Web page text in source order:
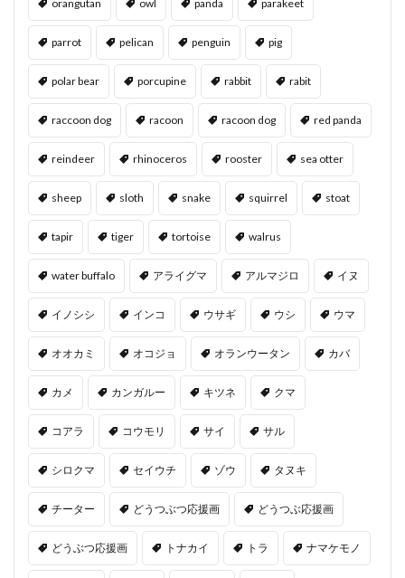
orangutan owl panda parakeet
parrot pelican penguin pig
polar bear porcupine rabbit rabit
raccoon dog racoon racoon dog red panda
reindeer rhinoceros rooster sea otter
sheep sloth snake squirrel stoat
tapir tiger tortoise walrus
water buffalo アライグマ アルマジロ イヌ
イノシシ インコ ウサギ ウシ ウマ
オオカミ オコジョ オランウータン カバ
カメ カンガルー キツネ クマ
コアラ コウモリ サイ サル
シロクマ セイウチ ゾウ タヌキ
チーター どうつぶつ応援画 どうつぶ応援画
どうぶつ応援画 トナカイ トラ ナマケモノ